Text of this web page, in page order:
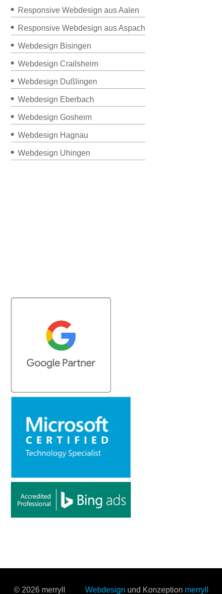
Responsive Webdesign aus Aalen
Responsive Webdesign aus Aspach
Webdesign Bisingen
Webdesign Crailsheim
Webdesign Dußlingen
Webdesign Eberbach
Webdesign Gosheim
Webdesign Hagnau
Webdesign Uhingen
© 2026 merryll Webdesign und Konzeption merryll